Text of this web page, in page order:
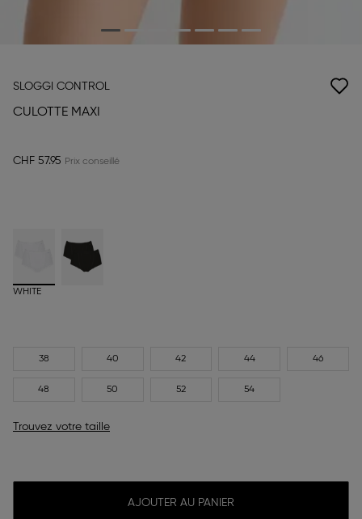
SLOGGI CONTROL
CULOTTE MAXI
CHF 57.95
WHITE
38 40 42 44 46
48 50 52 54
Trouvez votre taille
AJOUTER AU PANIER